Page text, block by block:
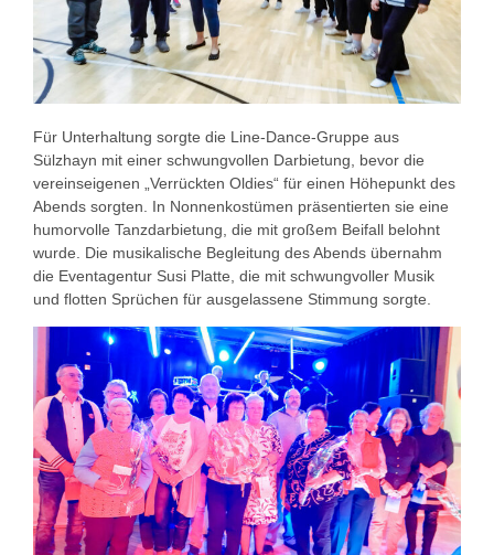
Für Unterhaltung sorgte die Line-Dance-Gruppe aus
Sülzhayn mit einer schwungvollen Darbietung, bevor die
vereinseigenen „Verrückten Oldies“ für einen Höhepunkt des
Abends sorgten. In Nonnenkostümen präsentierten sie eine
humorvolle Tanzdarbietung, die mit großem Beifall belohnt
wurde. Die musikalische Begleitung des Abends übernahm
die Eventagentur Susi Platte, die mit schwungvoller Musik
und flotten Sprüchen für ausgelassene Stimmung sorgte.